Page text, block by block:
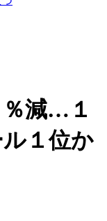
％減…１
１位か